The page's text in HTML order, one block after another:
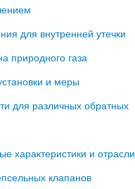
для внутренней утечки
природного газа
и меры
для различных обратных
характеристики и отрасли
клапанов